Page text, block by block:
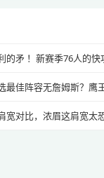
的矛 ！新赛季76人的
最佳阵容无詹姆斯？鹰
宽对比，浓眉这肩宽太